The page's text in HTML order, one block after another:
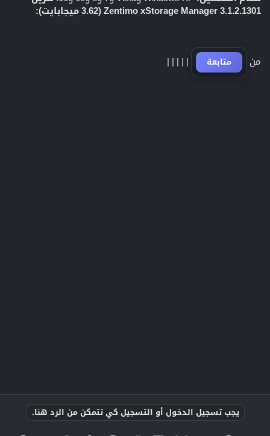
Zentimo xStorage Manager 3.1.2.1301 (3.62 ميجابايت):
من متابعة |
|
|
|
|
يجب تسجيل الدخول أو التسجيل كي تتمكن من الرد هنا.